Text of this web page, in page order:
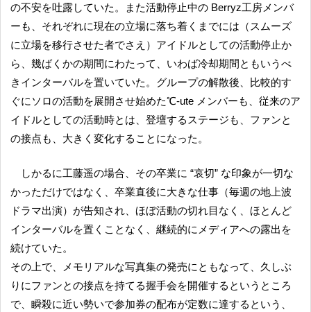
の不安を吐露していた。また活動停止中の Berryz工房メンバ
ーも、それぞれに現在の立場に落ち着くまでには（スムーズ
に立場を移行させた者でさえ）アイドルとしての活動停止か
ら、幾ばくかの期間にわたって、いわば冷却期間ともいうべ
きインターバルを置いていた。グループの解散後、比較的す
ぐにソロの活動を展開させ始めた℃-ute メンバーも、従来のア
イドルとしての活動時とは、登壇するステージも、ファンと
の接点も、大きく変化することになった。
しかるに工藤遥の場合、その卒業に “哀切” な印象が一切な
かっただけではなく、卒業直後に大きな仕事（毎週の地上波
ドラマ出演）が告知され、ほぼ活動の切れ目なく、ほとんど
インターバルを置くことなく、継続的にメディアへの露出を
続けていた。
その上で、メモリアルな写真集の発売にともなって、久しぶ
りにファンとの接点を持てる握手会を開催するというところ
で、瞬殺に近い勢いで参加券の配布が定数に達するという、